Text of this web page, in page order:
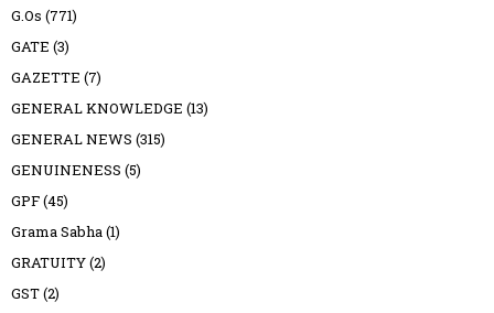
G.Os (771)
GATE (3)
GAZETTE (7)
GENERAL KNOWLEDGE (13)
GENERAL NEWS (315)
GENUINENESS (5)
GPF(45)
Grama Sabha(1)
GRATUITY(2)
GST(2)